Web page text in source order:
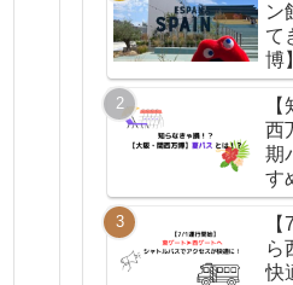
ン
て
博】
西
期
す
ら
快